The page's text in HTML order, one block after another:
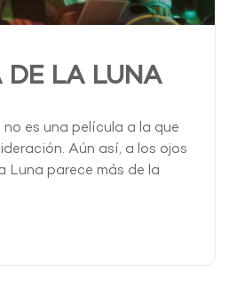
DE LA LUNA
es una película a la que
Aún así, a los ojos
Luna parece más de la